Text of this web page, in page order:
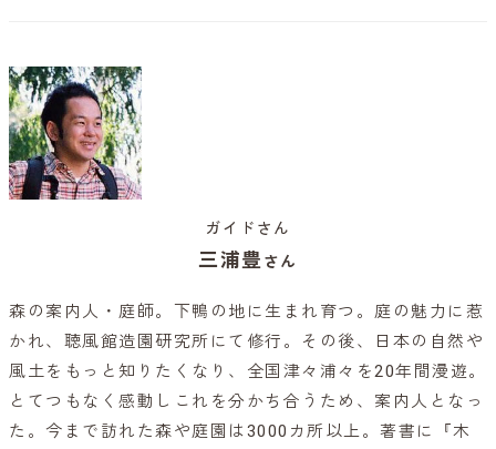
ガイドさん
三浦豊 さん
森の案内人・庭師。下鴨の地に生まれ育つ。庭の魅力に惹
かれ、聴風館造園研究所にて修行。その後、日本の自然や
風土をもっと知りたくなり、全国津々浦々を20年間漫遊。
とてつもなく感動しこれを分かち合うため、案内人となっ
た。今まで訪れた森や庭園は3000カ所以上。著書に『木